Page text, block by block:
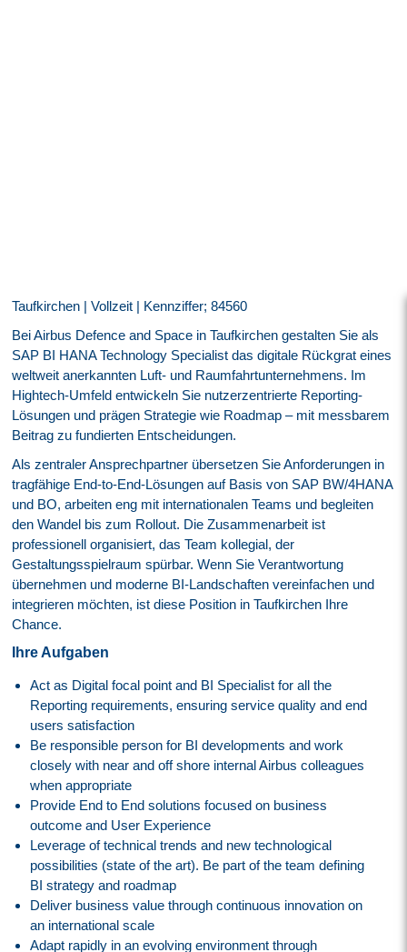
Taufkirchen | Vollzeit | Kennziffer; 84560
Bei Airbus Defence and Space in Taufkirchen gestalten Sie als
SAP BI HANA Technology Specialist das digitale Rückgrat eines
weltweit anerkannten Luft- und Raumfahrtunternehmens. Im
Hightech-Umfeld entwickeln Sie nutzerzentrierte Reporting-
Lösungen und prägen Strategie wie Roadmap – mit messbarem
Beitrag zu fundierten Entscheidungen.
Als zentraler Ansprechpartner übersetzen Sie Anforderungen in
tragfähige End-to-End-Lösungen auf Basis von SAP BW/4HANA
und BO, arbeiten eng mit internationalen Teams und begleiten
den Wandel bis zum Rollout. Die Zusammenarbeit ist
professionell organisiert, das Team kollegial, der
Gestaltungsspielraum spürbar. Wenn Sie Verantwortung
übernehmen und moderne BI-Landschaften vereinfachen und
integrieren möchten, ist diese Position in Taufkirchen Ihre
Chance.
Ihre Aufgaben
Act as Digital focal point and BI Specialist for all the
Reporting requirements, ensuring service quality and end
users satisfaction
Be responsible person for BI developments and work
closely with near and off shore internal Airbus colleagues
when appropriate
Provide End to End solutions focused on business
outcome and User Experience
Leverage of technical trends and new technological
possibilities (state of the art). Be part of the team defining
BI strategy and roadmap
Deliver business value through continuous innovation on
an international scale
Adapt rapidly in an evolving environment through